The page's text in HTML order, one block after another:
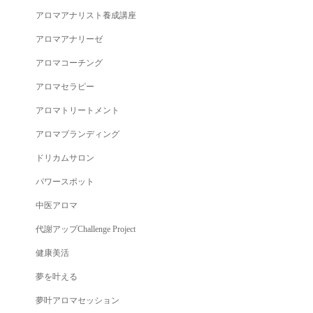
アロマアナリスト養成講座
アロマアナリーゼ
アロマコーチング
アロマセラピー
アロマトリートメント
アロマブランディング
ドリカムサロン
パワースポット
中医アロマ
代謝アップChallenge Project
健康美活
夢を叶える
夢叶アロマセッション